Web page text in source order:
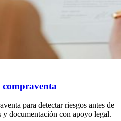
compraventa
para detectar riesgos antes de
y documentación con apoyo legal.